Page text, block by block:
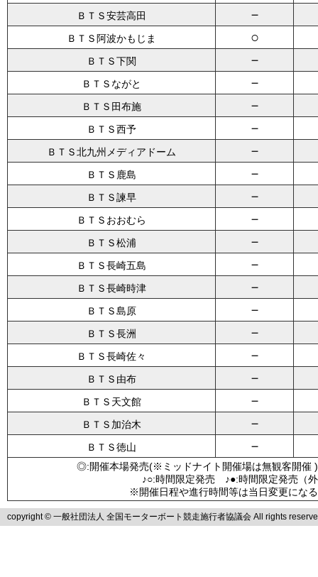
ＢＴＳ安芸高田 －
ＢＴＳ阿波かもじま ○
ＢＴＳ下関 －
ＢＴＳながと －
ＢＴＳ田布施 －
ＢＴＳ西予 －
ＢＴＳ北九州メディアドーム －
ＢＴＳ鹿島 －
ＢＴＳ諫早 －
ＢＴＳおおむら －
ＢＴＳ松浦 －
ＢＴＳ長崎五島 －
ＢＴＳ長崎時津 －
ＢＴＳ島原 －
ＢＴＳ長洲 －
ＢＴＳ長崎佐々 －
ＢＴＳ由布 －
ＢＴＳ天文館 －
ＢＴＳ加治木 －
ＢＴＳ徳山 －
◎:開催本場発売(※ミッドナイト開催場は無観客
♪○:時間限定発売 ♪●:時間限定発売
※開催日程や進行時間等は当日変更にな
copyright © 一般社団法人 全国モーターボート競走施行者協議会 All rights